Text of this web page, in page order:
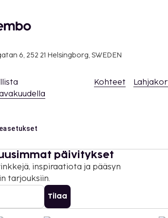
6, 252 21 Helsingborg, SWEDEN
Kohteet
päivitykset
inspiraatiota ja pääsyn
tarjouksiin.
Tilaa